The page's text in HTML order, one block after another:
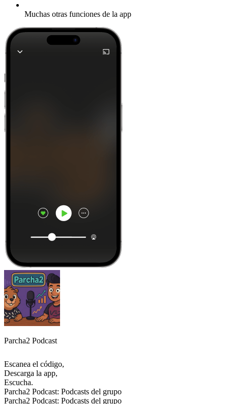
Muchas otras funciones de la app
Parcha2 Podcast
Escanea el código,
Descarga la app,
Escucha.
Parcha2 Podcast: Podcasts del grupo
Parcha2 Podcast: Podcasts del grupo